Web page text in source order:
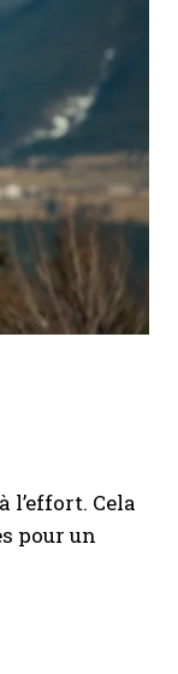
l’effort. Cela
pour un